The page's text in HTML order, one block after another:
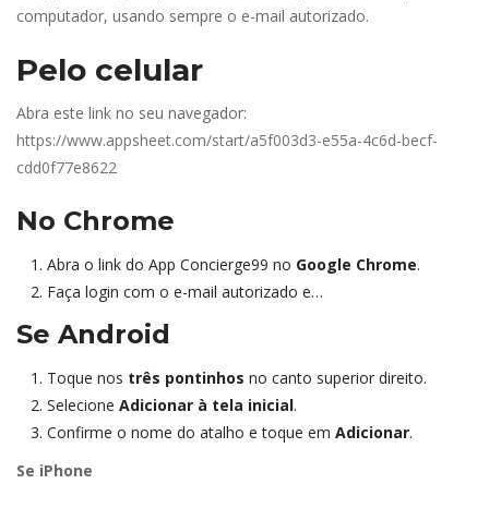
computador, usando sempre o e-mail autorizado.
Pelo celular
Abra este link no seu navegador:
https://www.appsheet.com/start/a5f003d3-e55a-4c6d-becf-
cdd0f77e8622
No Chrome
Abra o link do App Concierge99 no Google Chrome.
Faça login com o e-mail autorizado e…
Se Android
Toque nos três pontinho no canto superior direito.
Selecione Adicionar à tela inicial.
Confirme o nome do atalho e toque em Adicionar.
Se iPhone